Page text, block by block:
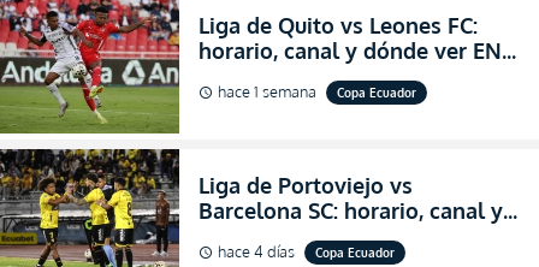
Liga de Quito vs Leones FC:
horario, canal y dónde ver EN
VIVO los octavos de final de la
Copa Ecuador 2026
schedule hace 1 semana Copa Ecuador
Liga de Portoviejo vs
Barcelona SC: horario, canal y
dónde ver EN VIVO los octavos
de final de la Copa Ecuador
schedule hace 4 días Copa Ecuador